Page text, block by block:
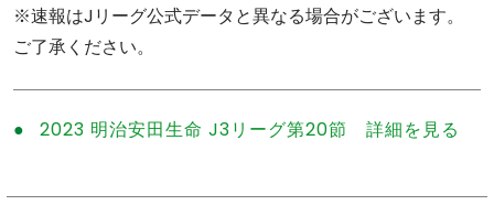
※速報はJリーグ公式データと異なる場合がございます。
ご了承ください。
2023 明治安田生命 J3リーグ第20節 詳細を見る